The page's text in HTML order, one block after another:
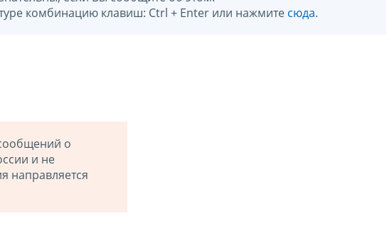
комбинацию клавиш: Ctrl + Enter или нажмите сюда.
о
и не
направляется